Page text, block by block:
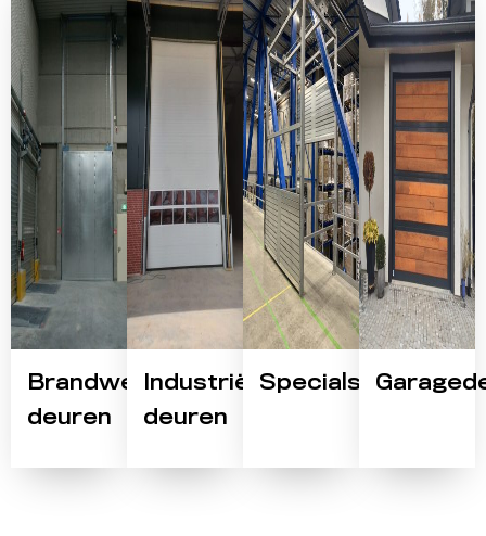
Brandwerende
deuren
Industriële
deuren
Specials